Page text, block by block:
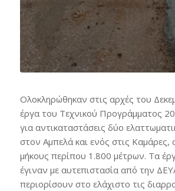
Ολοκληρώθηκαν στις αρχές του
έργα του Τεχνικού Προγράμματος
για αντικαταστάσεις δύο
στον Αμπελά και ενός στις Καμάρες,
μήκους περίπου 1.800 μέτρων. Τα
έγιναν με αυτεπιστασία από την
περιορίσουν στο ελάχιστο τις